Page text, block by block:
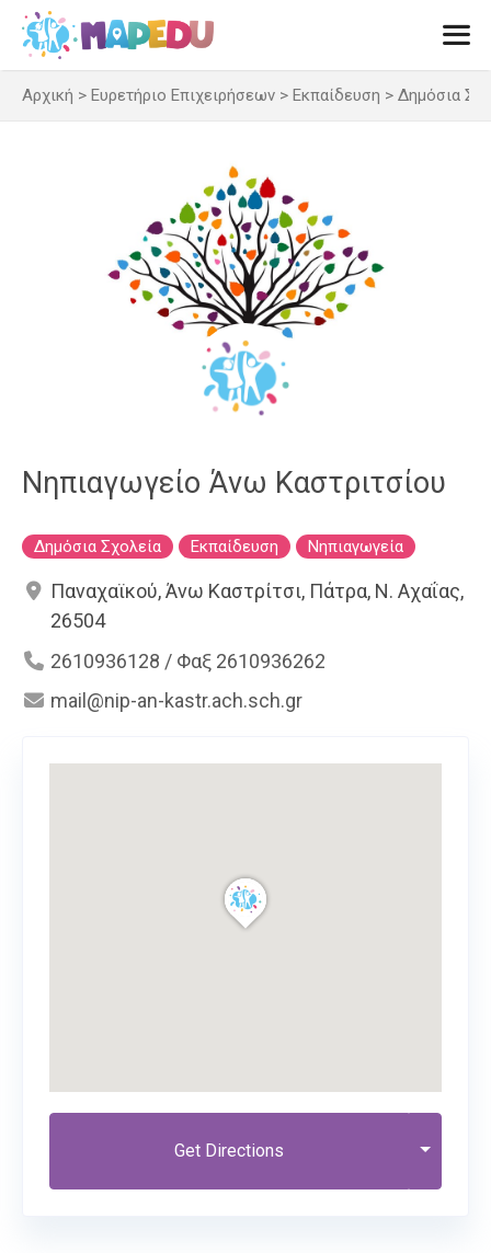
Μετάβαση
περιεχόμενο
Αρχική > Ευρετήριο Επιχειρήσεων > Εκπαίδευση > Δημόσια
Νηπιαγωγείο Άνω Καστριτσίου
Δημόσια Σχολεία Εκπαίδευση Νηπιαγωγεία
Παναχαϊκού, Άνω Καστρίτσι, Πάτρα, Ν. Αχαΐας,
26504
2610936128 / Φαξ 2610936262
mail@nip-an-kastr.ach.sch.gr
Get Directions